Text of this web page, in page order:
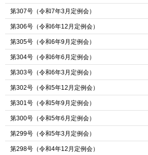
第307号（令和7年3月定例会）
第306号（令和6年12月定例会）
第305号（令和6年9月定例会）
第304号（令和6年6月定例会）
第303号（令和6年3月定例会）
第302号（令和5年12月定例会）
第301号（令和5年9月定例会）
第300号（令和5年6月定例会）
第299号（令和5年3月定例会）
第298号（令和4年12月定例会）